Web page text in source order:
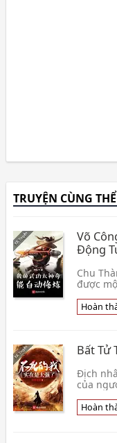
TRUYỆN CÙNG
Võ
Động
Chu
được
tu
Hoàn
Bất Tử
Địch
của
đồng
Hoàn